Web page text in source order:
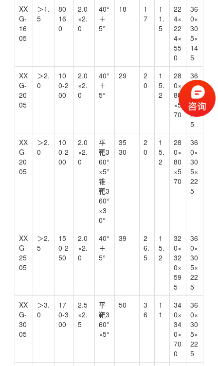
XX
G-
16
05
＞1.
5
80-
16
0
2.0
×2.
0
40°
＋
5°
18
1
7
1
1.
5
22
4×
22
4×
55
0
36
0×
30
5×
14
5
XX
G-
20
05
＞2.
0
10
0-2
00
2.0
×2.
0
40°
＋
5°
29
2
0
1
5.
2
28
0×
80
×5
70
36
0×
30
5×
22
5
XX
G-
20
05
＞2.
0
10
0-2
00
2.0
×2.
0
平
靶3
60°
×5°
锥
靶3
60°
×3
0°
35
30
2
0
1
5.
2
28
0×
80
×5
70
36
0×
30
5×
22
5
XX
G-
25
05
＞2.
5
15
0-2
50
2.0
×2.
0
40°
＋
5°
39
2
6.
5
1
5.
2
32
0×
32
0×
59
5
36
0×
30
5×
22
5
XX
G-
30
05
＞3.
0
17
0-3
00
2.5
×2.
5
平
靶3
60°
×5°
50
3
6
1
1
34
0×
34
0×
70
0
36
0×
30
5×
22
5